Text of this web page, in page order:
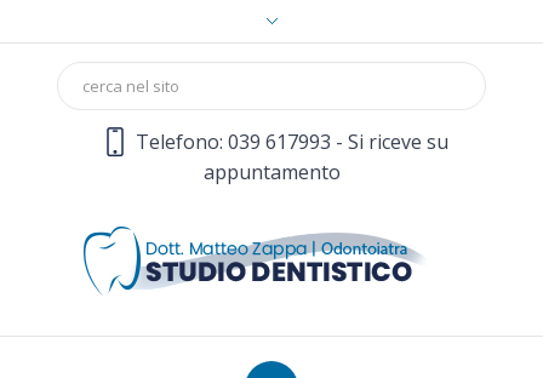
Telefono: 039 617993 - Si riceve su
appuntamento